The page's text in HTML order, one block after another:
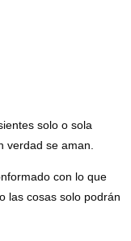
solo o sola
se aman.
con lo que
las cosas solo podrán